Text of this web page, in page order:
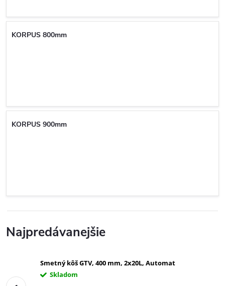
KORPUS 800mm
KORPUS 900mm
Najpredávanejšie
Smetný kôš GTV, 400 mm, 2x20L, Automat
Skladom